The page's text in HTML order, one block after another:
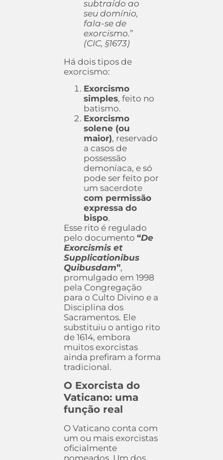
subtraído ao
seu domínio,
fala-se de
exorcismo.”
(CIC, §1673)
Há dois tipos de
exorcismo:
Exorcismo
simples, feito no
batismo.
Exorcismo
solene (ou
maior), reservado
a casos de
possessão
demoníaca, e só
pode ser feito por
um sacerdote
com permissão
expressa do
bispo.
Esse rito é regulado
pelo documento “De
Exorcismis et
Supplicationibus
Quibusdam”,
promulgado em 1998
pela Congregação
para o Culto Divino e a
Disciplina dos
Sacramentos. Ele
substituiu o antigo rito
de 1614, embora
muitos exorcistas
ainda prefiram a forma
tradicional.
O Exorcista do
Vaticano: uma
função real
O Vaticano conta com
um ou mais exorcistas
oficialmente
nomeados. Um dos